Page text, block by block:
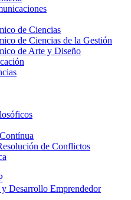
de Ciencias
de Ciencias de la Gestión
de Arte y Diseño
de Conflictos
Desarrollo Emprendedor